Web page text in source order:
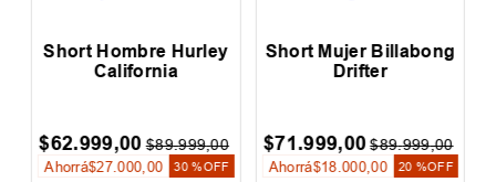
Short Hombre Hurley
California
$62.999,00 $89.999,00
Ahorrá$27.000 00 30 %OFF
Short Mujer Billabong
Drifter
$71.999,00 $89.999,00
Ahorrá$18 000,00 20 %OFF